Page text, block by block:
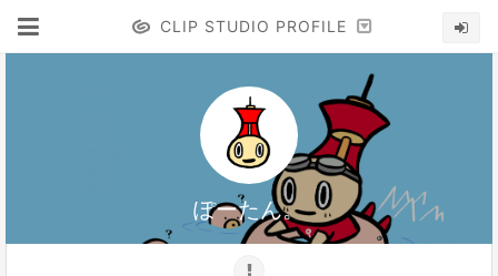
CLIP STUDIO PROFILE
ぽーたん。